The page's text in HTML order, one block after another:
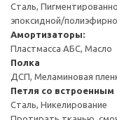
Сталь,
эпоксидной/
Амортизаторы:
Пластмасса АБС, Масло
Полка
ДСП, Меламиновая
Петля со встроенным
Сталь, Никелирование